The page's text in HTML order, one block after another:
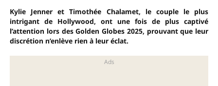
Kylie Jenner et Timothée Chalamet, le couple le plus
intrigant de Hollywood, ont une fois de plus captivé
l’attention lors des Golden Globes 2025, prouvant que leur
discrétion n’enlève rien à leur éclat.